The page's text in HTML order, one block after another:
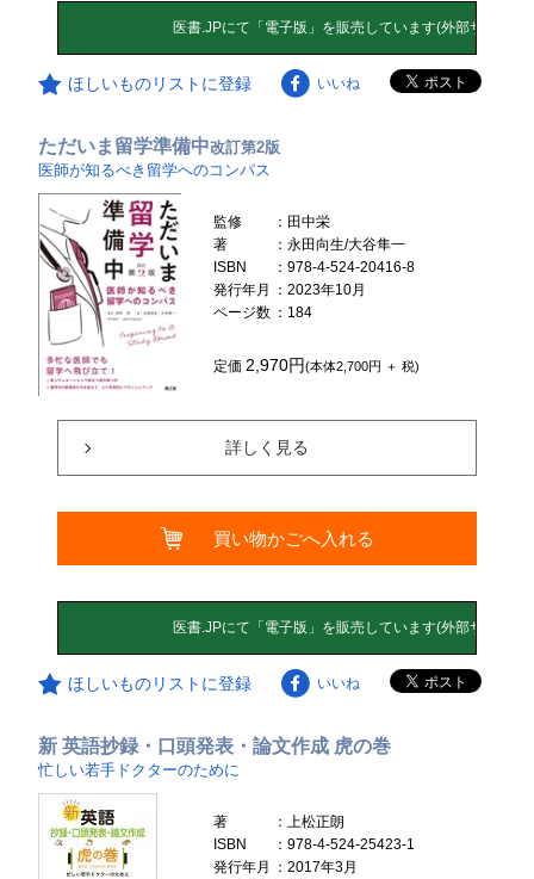
ほしいものリストに登録 いいね
ただいま留学準備中改訂第2版
医師が知るべき留学へのコンパス
監修
：田中栄
著
：永田向生/大谷隼一
ISBN
：978-4-524-20416-8
発行年月
：2023年10月
ページ数 ：184
定価 2,970円(本体2,700円 ＋ 税)
詳しく見る
買い物かごへ入れる
ほしいものリストに登録 いいね
新 英語抄録・口頭発表・論文作成 虎の巻
忙しい若手ドクターのために
著
：上松正朗
ISBN
：978-4-524-25423-1
発行年月
：2017年3月